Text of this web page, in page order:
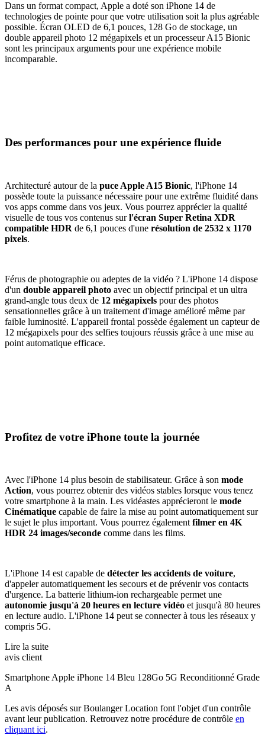
Dans un format compact, Apple a doté son iPhone 14 de
technologies de pointe pour que votre utilisation soit la plus agréable
possible. Écran OLED de 6,1 pouces, 128 Go de stockage, un
double appareil photo 12 mégapixels et un processeur A15 Bionic
sont les principaux arguments pour une expérience mobile
incomparable.
Des performances pour une expérience fluide
Architecturé autour de la puce Apple A15 Bionic, l'iPhone 14
possède toute la puissance nécessaire pour une extrême fluidité dans
vos apps comme dans vos jeux. Vous pourrez apprécier la qualité
visuelle de tous vos contenus surl'écran Super Retina XDR
compatible HDR de 6,1 pouces d'une résolution de 2532 x 1170
pixels.
Férus de photographie ou adeptes de la vidéo ? L'iPhone 14 dispose
d'un double appareil photo avec un objectif principal et un ultra
grand-angle tous deux de 12 mégapixels pour des photos
sensationnelles grâce à un traitement d'image amélioré même par
faible luminosité. L'appareil frontal possède également un capteur de
12 mégapixels pour des selfies toujours réussis grâce à une mise au
point automatique efficace.
Profitez de votre iPhone toute la journée
Avec l'iPhone 14 plus besoin de stabilisateur. Grâce à son mode
Action, vous pourrez obtenir des vidéos stables lorsque vous tenez
votre smartphone à la main. Les vidéastes apprécieront le mode
Cinématique capable de faire la mise au point automatiquement sur
le sujet le plus important. Vous pourrez également filmer en 4K
HDR 24 images/seconde comme dans les films.
L'iPhone 14 est capable de détecter les accidents de voiture,
d'appeler automatiquement les secours et de prévenir vos contacts
d'urgence. La batterie lithium-ion rechargeable permet une
autonomie jusqu'à 20 heures en lecture vidéo et jusqu'à 80 heures
en lecture audio. L'iPhone 14 peut se connecter à tous les réseaux y
compris 5G.
Lire la suite
avis client
Smartphone Apple iPhone 14 Bleu 128Go 5G Reconditionné Grade
A
Les avis déposés sur Boulanger Location font l'objet d'un contrôle
avant leur publication. Retrouvez notre procédure de contrôle en
cliquant ici.